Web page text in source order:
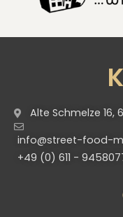
Alte Schmelze 16,
info@street-food-
+49 (0) 611 -